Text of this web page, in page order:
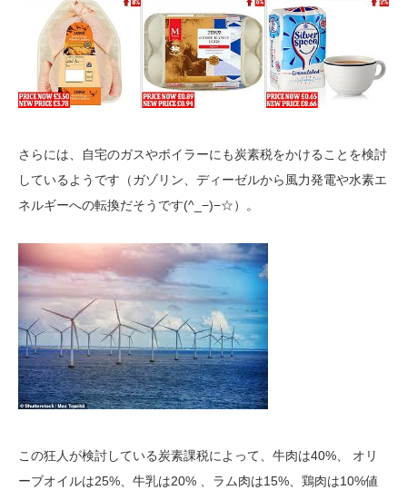
さらには、自宅のガスやボイラーにも炭素税をかけることを検討
しているようです（ガゾリン、ディーゼルから風力発電や水素エ
ネルギーへの転換だそうです(^_−)−☆）。
この狂人が検討している炭素課税によって、牛肉は40%、 オリ
ーブオイルは25%、牛乳は20% 、ラム肉は15%、鶏肉は10%値